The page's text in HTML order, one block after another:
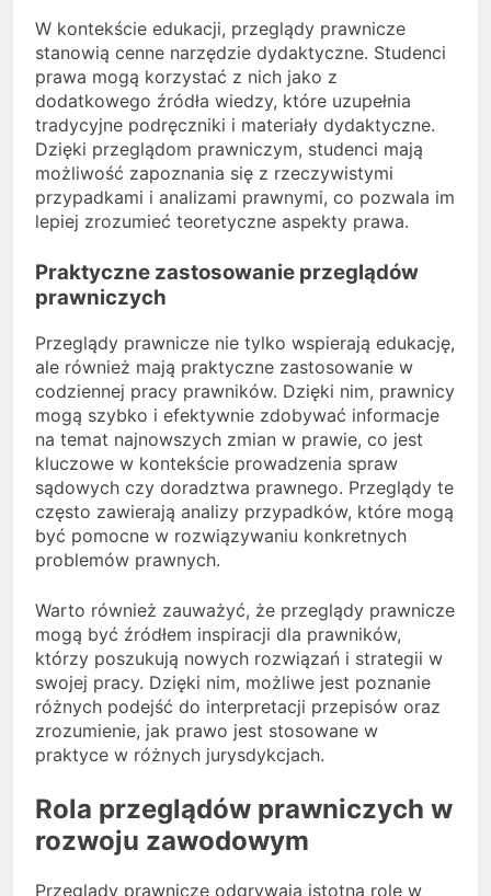
W kontekście edukacji, przeglądy prawnicze
stanowią cenne narzędzie dydaktyczne. Studenci
prawa mogą korzystać z nich jako z
dodatkowego źródła wiedzy, które uzupełnia
tradycyjne podręczniki i materiały dydaktyczne.
Dzięki przeglądom prawniczym, studenci mają
możliwość zapoznania się z rzeczywistymi
przypadkami i analizami prawnymi, co pozwala im
lepiej zrozumieć teoretyczne aspekty prawa.
Praktyczne zastosowanie przeglądów
prawniczych
Przeglądy prawnicze nie tylko wspierają edukację,
ale również mają praktyczne zastosowanie w
codziennej pracy prawników. Dzięki nim, prawnicy
mogą szybko i efektywnie zdobywać informacje
na temat najnowszych zmian w prawie, co jest
kluczowe w kontekście prowadzenia spraw
sądowych czy doradztwa prawnego. Przeglądy te
często zawierają analizy przypadków, które mogą
być pomocne w rozwiązywaniu konkretnych
problemów prawnych.
Warto również zauważyć, że przeglądy prawnicze
mogą być źródłem inspiracji dla prawników,
którzy poszukują nowych rozwiązań i strategii w
swojej pracy. Dzięki nim, możliwe jest poznanie
różnych podejść do interpretacji przepisów oraz
zrozumienie, jak prawo jest stosowane w
praktyce w różnych jurysdykcjach.
Rola przeglądów prawniczych w
rozwoju zawodowym
Przeglądy prawnicze odgrywają istotną rolę w